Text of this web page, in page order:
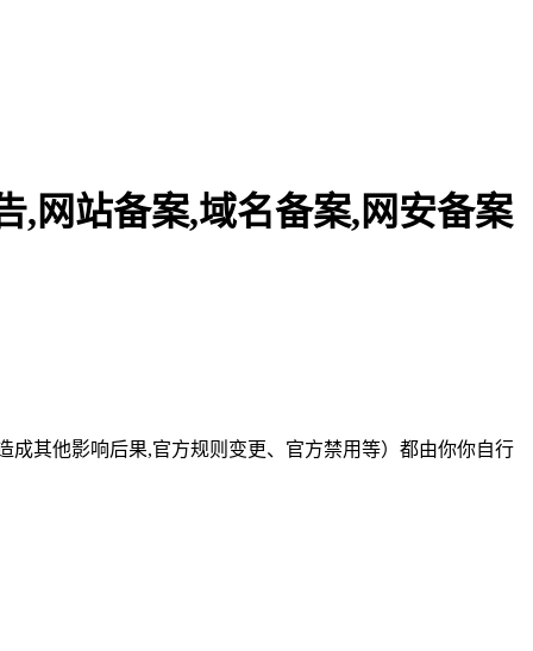
,网站备案,域名备案,网安备案
其他影响后果,官方规则变更、官方禁用等）都由你你自行